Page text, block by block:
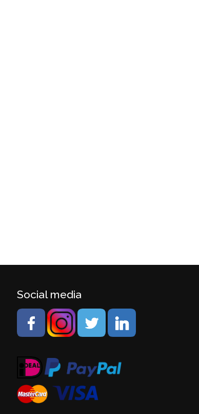
Social media